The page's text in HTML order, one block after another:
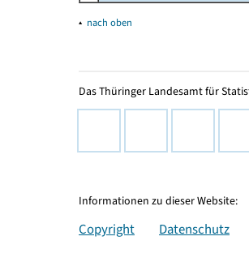
▴ nach oben
Das Thüringer Landesamt für
Informationen zu dieser Website:
Copyright Datenschutz